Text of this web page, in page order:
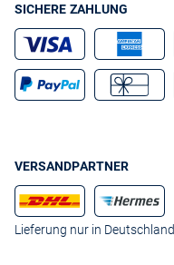
SICHERE ZAHLUNG
VERSANDPARTNER
Lieferung nur in Deutschland